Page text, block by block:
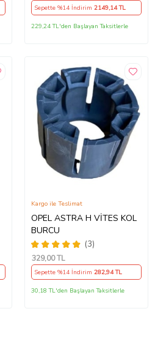
Sepette %14 İndirim 2149,14 TL
229,24 TL'den Başlayan Taksitlerle
OPEL ASTRA H VİTES KOL
BURCU
(3)
Kargo ile Teslimat
329,00 TL
Sepette %14 İndirim 282,94 TL
30,18 TL'den Başlayan Taksitlerle